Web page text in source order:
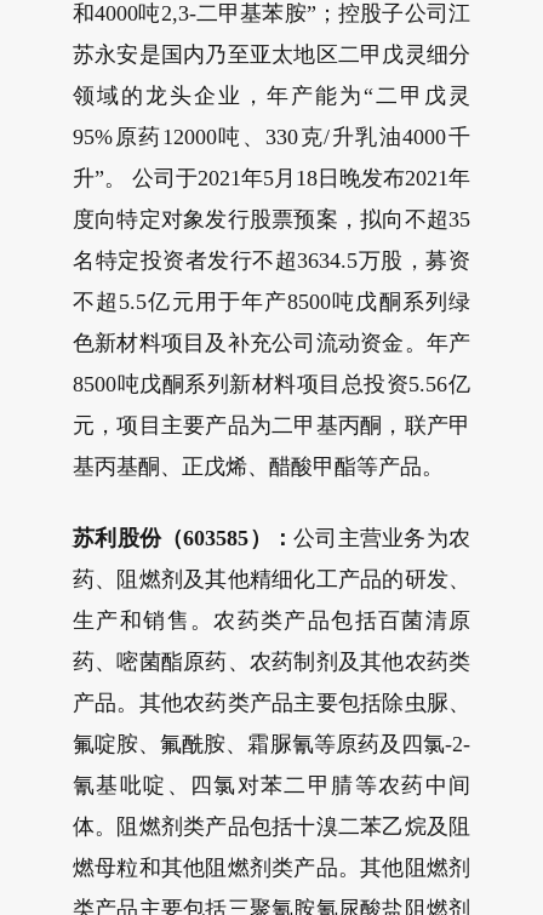
和4000吨2,3-二甲基苯胺”；控股子公司江
苏永安是国内乃至亚太地区二甲戊灵细分
领域的龙头企业，年产能为“二甲戊灵
95%原药12000吨、330克/升乳油4000千
升”。 公司于2021年5月18日晚发布2021年
度向特定对象发行股票预案，拟向不超35
名特定投资者发行不超3634.5万股，募资
不超5.5亿元用于年产8500吨戊酮系列绿
色新材料项目及补充公司流动资金。年产
8500吨戊酮系列新材料项目总投资5.56亿
元，项目主要产品为二甲基丙酮，联产甲
基丙基酮、正戊烯、醋酸甲酯等产品。
苏利股份（603585）：公司主营业务为农
药、阻燃剂及其他精细化工产品的研发、
生产和销售。农药类产品包括百菌清原
药、嘧菌酯原药、农药制剂及其他农药类
产品。其他农药类产品主要包括除虫脲、
氟啶胺、氟酰胺、霜脲氰等原药及四氯-2-
氰基吡啶、四氯对苯二甲腈等农药中间
体。阻燃剂类产品包括十溴二苯乙烷及阻
燃母粒和其他阻燃剂类产品。其他阻燃剂
类产品主要包括三聚氰胺氰尿酸盐阻燃剂